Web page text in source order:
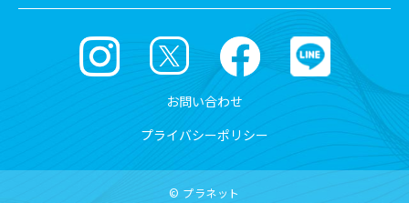
お問い合わせ
プライバシーポリシー
© プラネット